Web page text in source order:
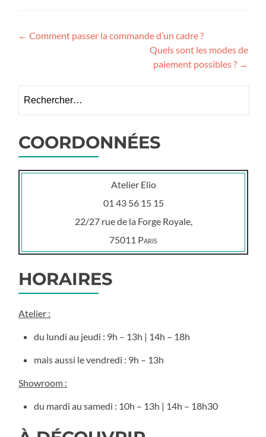
Navigation
l’article
← Comment passer la commande d’un cadre ?
Quels sont les modes de
paiement possibles ? →
COORDONNÉES
Atelier Elio
01 43 56 15 15
22/27 rue de la Forge Royale,
75011 Paris
HORAIRES
Atelier :
du lundi au jeudi : 9h – 13h | 14h – 18h
mais aussi le vendredi : 9h – 13h
Showroom :
du mardi au samedi : 10h – 13h | 14h – 18h30